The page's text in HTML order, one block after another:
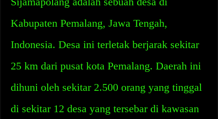
Kabupaten Pemalang, Jawa Tengah,
Indonesia. Desa ini terletak berjarak sekitar
25 km dari pusat kota Pemalang. Daerah ini
dihuni oleh sekitar 2.500 orang yang tinggal
di sekitar 12 desa yang tersebar di kawasan